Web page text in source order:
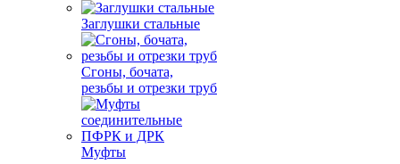
Заглушки стальные
Сгоны, бочата,
резьбы и отрезки труб
Муфты